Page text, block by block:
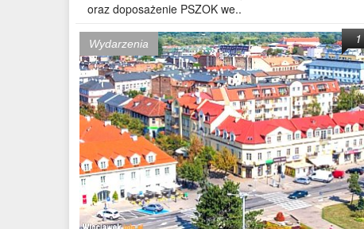
oraz doposażenie PSZOK we..
Wydarzenia 1